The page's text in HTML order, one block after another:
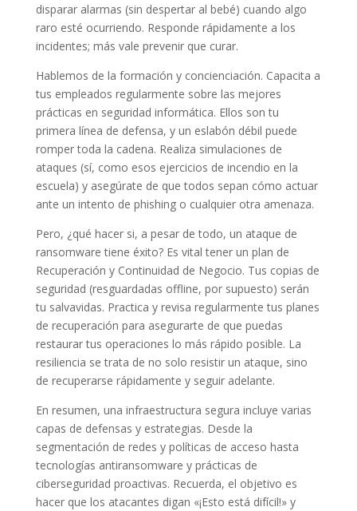
disparar alarmas (sin despertar al bebé) cuando algo
raro esté ocurriendo. Responde rápidamente a los
incidentes; más vale prevenir que curar.
Hablemos de la formación y concienciación. Capacita a
tus empleados regularmente sobre las mejores
prácticas en seguridad informática. Ellos son tu
primera línea de defensa, y un eslabón débil puede
romper toda la cadena. Realiza simulaciones de
ataques (sí, como esos ejercicios de incendio en la
escuela) y asegúrate de que todos sepan cómo actuar
ante un intento de phishing o cualquier otra amenaza.
Pero, ¿qué hacer si, a pesar de todo, un ataque de
ransomware tiene éxito? Es vital tener un plan de
Recuperación y Continuidad de Negocio. Tus copias de
seguridad (resguardadas offline, por supuesto) serán
tu salvavidas. Practica y revisa regularmente tus planes
de recuperación para asegurarte de que puedas
restaurar tus operaciones lo más rápido posible. La
resiliencia se trata de no solo resistir un ataque, sino
de recuperarse rápidamente y seguir adelante.
En resumen, una infraestructura segura incluye varias
capas de defensas y estrategias. Desde la
segmentación de redes y políticas de acceso hasta
tecnologías antiransomware y prácticas de
ciberseguridad proactivas. Recuerda, el objetivo es
hacer que los atacantes digan «¡Esto está difícil!» y